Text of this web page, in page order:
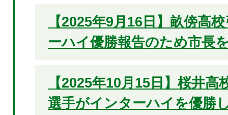
【2025年9月16日】畝傍高
ーハイ優勝報告のため市長
【2025年10月15日】桜井
選手がインターハイを優勝